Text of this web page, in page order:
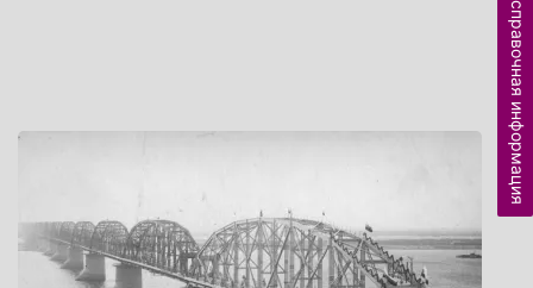
справочная информация